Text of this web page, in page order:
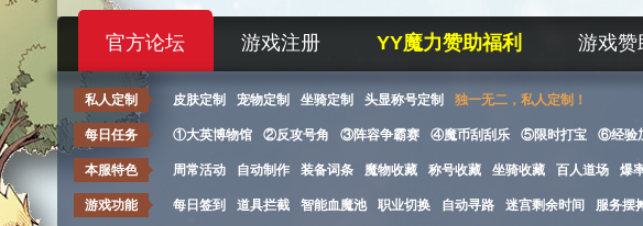
官方论坛 游戏注册 YY魔力赞助福利 游戏赞
私人定制 皮肤定制 宠物定制 坐骑定制 头显称号定制 独一无二，私人定制！
每日任务 ①大英博物馆 ②反攻号角 ③阵容争霸赛 ④魔币刮刮乐 ⑤限时打宝 ⑥经验
本服特色 周常活动 自动制作 装备词条 魔物收藏 称号收藏 坐骑收藏 百人道场 爆
游戏功能 每日签到 道具拦截 智能血魔池 职业切换 自动寻路 迷宫剩余时间 服务摆